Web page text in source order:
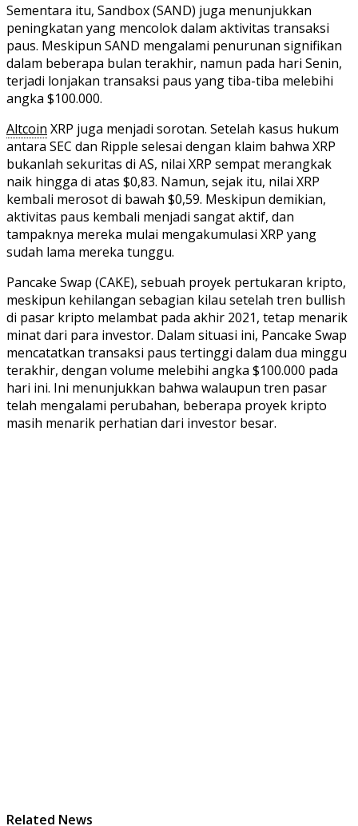
Sementara itu, Sandbox (SAND) juga menunjukkan
peningkatan yang mencolok dalam aktivitas transaksi
paus. Meskipun SAND mengalami penurunan signifikan
dalam beberapa bulan terakhir, namun pada hari Senin,
terjadi lonjakan transaksi paus yang tiba-tiba melebihi
angka $100.000.
Altcoin XRP juga menjadi sorotan. Setelah kasus hukum
antara SEC dan Ripple selesai dengan klaim bahwa XRP
bukanlah sekuritas di AS, nilai XRP sempat merangkak
naik hingga di atas $0,83. Namun, sejak itu, nilai XRP
kembali merosot di bawah $0,59. Meskipun demikian,
aktivitas paus kembali menjadi sangat aktif, dan
tampaknya mereka mulai mengakumulasi XRP yang
sudah lama mereka tunggu.
Pancake Swap (CAKE), sebuah proyek pertukaran kripto,
meskipun kehilangan sebagian kilau setelah tren bullish
di pasar kripto melambat pada akhir 2021, tetap menarik
minat dari para investor. Dalam situasi ini, Pancake Swap
mencatatkan transaksi paus tertinggi dalam dua minggu
terakhir, dengan volume melebihi angka $100.000 pada
hari ini. Ini menunjukkan bahwa walaupun tren pasar
telah mengalami perubahan, beberapa proyek kripto
masih menarik perhatian dari investor besar.
Related News